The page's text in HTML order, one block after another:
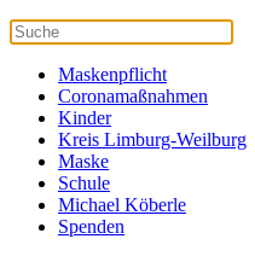
Maskenpflicht
Coronamaßnahmen
Kinder
Kreis Limburg-Weilburg
Maske
Schule
Michael Köberle
Spenden